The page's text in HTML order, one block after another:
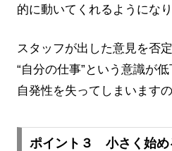
的に動いてくれるようになり
スタッフが出した意見を否
“自分の仕事”という意識が低
自発性を失ってしまいます
ポイント３ 小さく始め